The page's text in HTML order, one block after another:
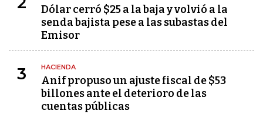
Dólar cerró $25 a la baja y volvió a la
senda bajista pese a las subastas del
Emisor
3 HACIENDA
Anif propuso un ajuste fiscal de $53
billones ante el deterioro de las
cuentas públicas